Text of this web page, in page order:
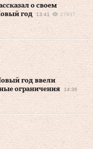
о своем
год
13:41 27937
год ввели
ограничения
14:36